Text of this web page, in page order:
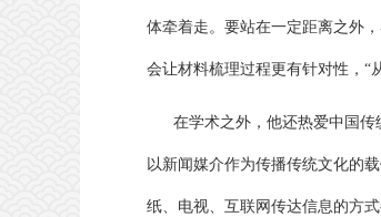
体牵着走。要站在一定距离之外
会让材料梳理过程更有针对性， “
在学术之外，他还热爱中国
以新闻媒介作为传播传统文化的
纸、电视、互联网传达信息的方